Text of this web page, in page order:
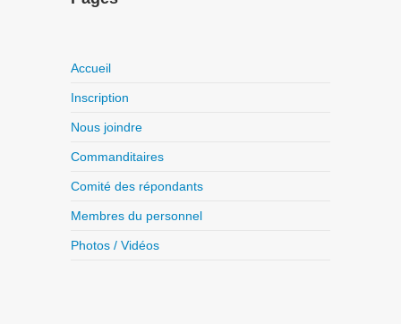
Accueil
Inscription
Nous joindre
Commanditaires
Comité des répondants
Membres du personnel
Photos / Vidéos